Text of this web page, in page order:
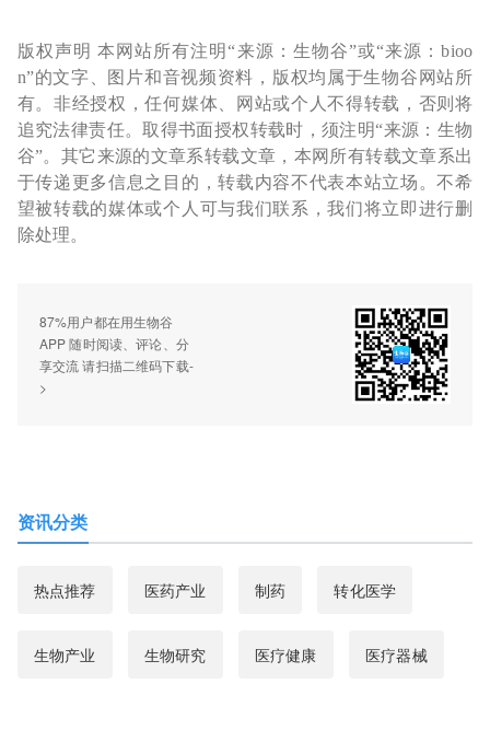
版权声明 本网站所有注明“来源：生物谷”或“来源：bioo
n”的文字、图片和音视频资料，版权均属于生物谷网站所
有。非经授权，任何媒体、网站或个人不得转载，否则将
追究法律责任。取得书面授权转载时，须注明“来源：生物
谷”。其它来源的文章系转载文章，本网所有转载文章系出
于传递更多信息之目的，转载内容不代表本站立场。不希
望被转载的媒体或个人可与我们联系，我们将立即进行删
除处理。
87%用户都在用生物谷
APP 随时阅读、评论、分
享交流 请扫描二维码下载-
>
资讯分类
热点推荐 医药产业 制药 转化医学
生物产业 生物研究 医疗健康 医疗器械